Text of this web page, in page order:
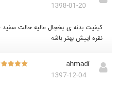
1398-01-20
کیفیت بدنه ی یخچال عالیه حالت سفید
نقره اییش بهتر باشه
ahmadi
1397-12-04